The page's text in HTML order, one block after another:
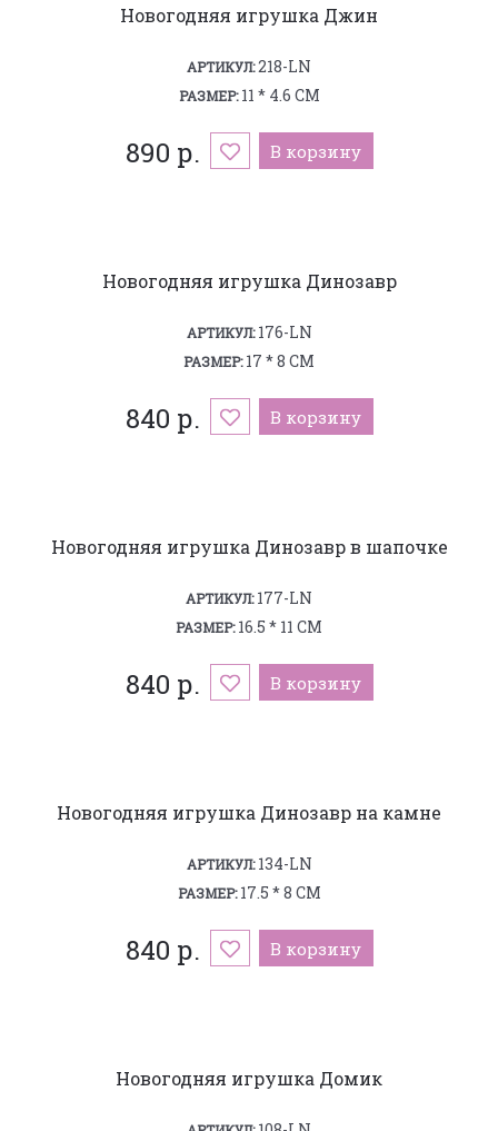
Новогодняя игрушка Джин
АРТИКУЛ:218-LN
РАЗМЕР:11 * 4.6 СМ
890 р. В корзину
Новогодняя игрушка Динозавр
АРТИКУЛ:176-LN
РАЗМЕР:17 * 8 СМ
840 р. В корзину
Новогодняя игрушка Динозавр в шапочке
АРТИКУЛ:177-LN
РАЗМЕР:16.5 * 11 СМ
840 р. В корзину
Новогодняя игрушка Динозавр на камне
АРТИКУЛ:134-LN
РАЗМЕР:17.5 * 8 СМ
840 р. В корзину
Новогодняя игрушка Домик